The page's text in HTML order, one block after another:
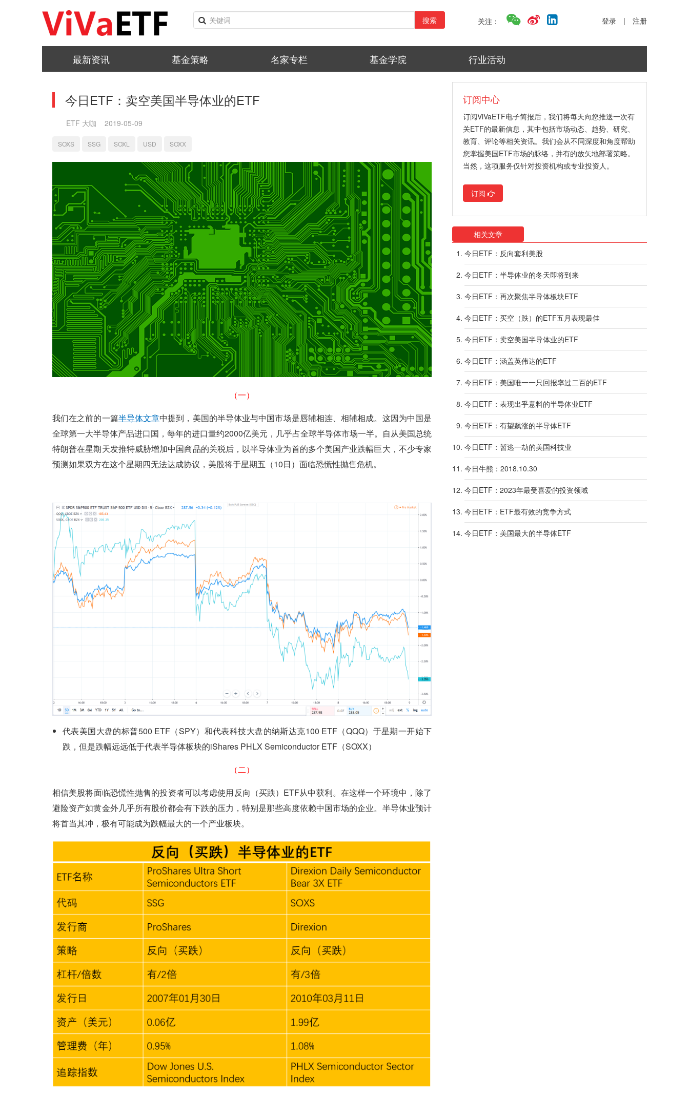
搜索 关注： 登录 | 注册
最新资讯 基金策略 名家专栏 基金学院 行业活动
今日ETF：卖空美国半导体业的ETF
ETF 大咖 2019-05-09
SOXS SSG SOXL USD SOXX
（一）
我们在之前的一篇半导体文章中提到，美国的半导体业与中国市场是唇辅相连、相辅相成。这因为中国是
全球第一大半导体产品进口国，每年的进口量约2000亿美元，几乎占全球半导体市场一半。自从美国总统
特朗普在星期天发推特威胁增加中国商品的关税后，以半导体业为首的多个美国产业跌幅巨大，不少专家
预测如果双方在这个星期四无法达成协议，美股将于星期五（10日）面临恐慌性抛售危机。
代表美国大盘的标普500 ETF（SPY）和代表科技大盘的纳斯达克100 ETF（QQQ）于星期一开始下
跌，但是跌幅远远低于代表半导体板块的iShares PHLX Semiconductor ETF（SOXX）
（二）
相信美股将面临恐慌性抛售的投资者可以考虑使用反向（买跌）ETF从中获利。在这样一个环境中，除了
避险资产如黄金外几乎所有股价都会有下跌的压力，特别是那些高度依赖中国市场的企业。半导体业预计
将首当其冲，极有可能成为跌幅最大的一个产业板块。
订阅中心
订阅ViVaETF电子简报后，我们将每天向您推送一次有
关ETF的最新信息，其中包括市场动态、趋势、研究、
教育、评论等相关资讯。我们会从不同深度和角度帮助
您掌握美国ETF市场的脉络，并有的放矢地部署策略。
当然，这项服务仅针对投资机构或专业投资人。
订阅
相关文章
今日ETF：反向套利美股
今日ETF：半导体业的冬天即将到来
今日ETF：再次聚焦半导体板块ETF
今日ETF：买空（跌）的ETF五月表现最佳
今日ETF：卖空美国半导体业的ETF
今日ETF：涵盖英伟达的ETF
今日ETF：美国唯一一只回报率过二百的ETF
今日ETF：表现出乎意料的半导体业ETF
今日ETF：有望飙涨的半导体ETF
今日ETF：暂逃一劫的美国科技业
今日牛熊：2018.10.30
今日ETF：2023年最受喜爱的投资领域
今日ETF：ETF最有效的竞争方式
今日ETF：美国最大的半导体ETF